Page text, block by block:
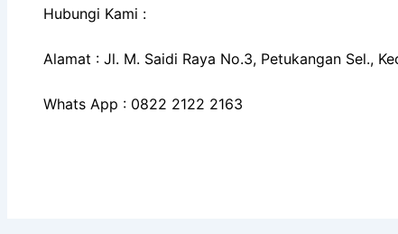
Hubungi Kami :
Alamat : Jl. M. Saidi Raya No.3, Petukangan Sel.,
Whats App : 0822 2122 2163